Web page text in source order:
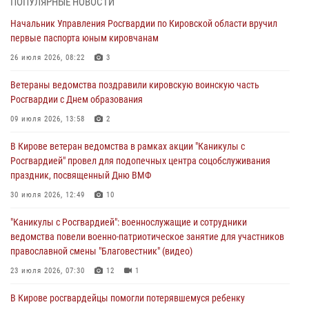
инструмента
07 августа 2026, 08:39
хулиганстве
06 августа 2026, 07:00
почетные знаки и грамоты росгвардейцам (видео)
05 августа 2026, 11:00
В Кирове росгвардейцы задержали подозреваемую в сбыте
04 августа 2026, 09:30
Начальник Управления Росгвардии по Кировской области вручил
первые паспорта юным кировчанам
26 июля 2026, 08:22 3
Ветераны ведомства поздравили кировскую воинскую часть
Росгвардии с Днем образования
09 июля 2026, 13:58 2
В Кирове ветеран ведомства в рамках акции "Каникулы с
Росгвардией" провел для подопечных центра соцобслуживания
праздник, посвященный Дню ВМФ
30 июля 2026, 12:49 10
"Каникулы с Росгвардией": военнослужащие и сотрудники
ведомства повели военно-патриотическое занятие для участников
православной смены "Благовестник" (видео)
23 июля 2026, 07:30 12 1
В Кирове росгвардейцы помогли потерявшемуся ребенку